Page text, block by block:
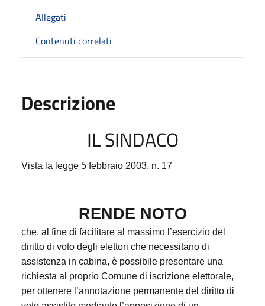
Allegati
Contenuti correlati
Descrizione
IL SINDACO
Vista la legge 5 febbraio 2003, n. 17
RENDE NOTO
che, al fine di facilitare al massimo l’esercizio del
diritto di voto degli elettori che necessitano di
assistenza in cabina, è possibile presentare una
richiesta al proprio Comune di iscrizione elettorale,
per ottenere l’annotazione permanente del diritto di